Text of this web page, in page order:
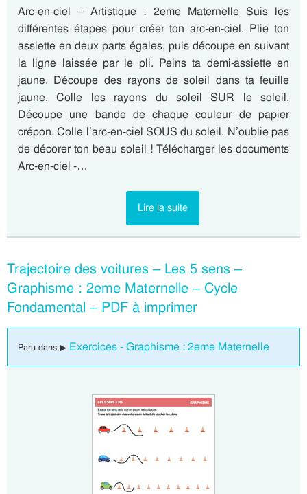
Arc-en-ciel – Artistique : 2eme Maternelle Suis les
différentes étapes pour créer ton arc-en-ciel. Plie ton
assiette en deux parts égales, puis découpe en suivant
la ligne laissée par le pli. Peins ta demi-assiette en
jaune. Découpe des rayons de soleil dans ta feuille
jaune. Colle les rayons du soleil SUR le soleil.
Découpe une bande de chaque couleur de papier
crépon. Colle l’arc-en-ciel SOUS du soleil. N’oublie pas
de décorer ton beau soleil ! Télécharger les documents
Arc-en-ciel -…
Lire la suite
Trajectoire des voitures – Les 5 sens –
Graphisme : 2eme Maternelle – Cycle
Fondamental – PDF à imprimer
Paru dans ▶ Exercices - Graphisme : 2eme Maternelle